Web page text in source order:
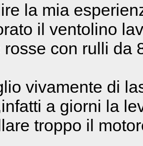
la mia
il ventolino
rosse con rulli da
vivamente di
a giorni la
troppo il